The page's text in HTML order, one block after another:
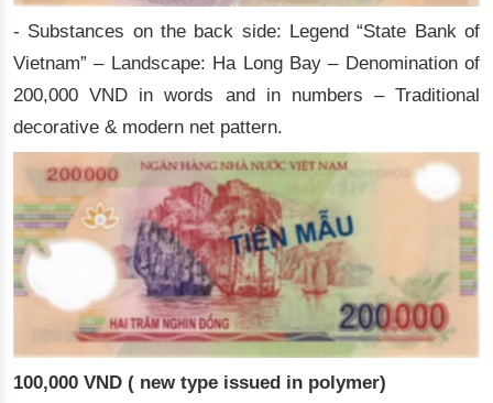
- Substances on the back side: Legend “State Bank of
Vietnam” – Landscape: Ha Long Bay – Denomination of
200,000 VND in words and in numbers – Traditional
decorative & modern net pattern.
100,000 VND ( new type issued in polymer)